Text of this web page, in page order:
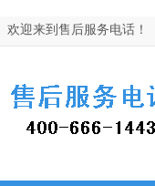
欢迎来到售后服务电话！